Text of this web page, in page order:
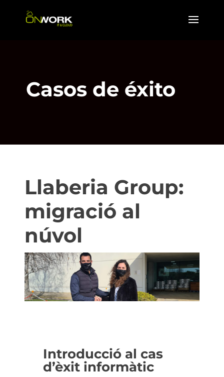
Casos de éxito
Llaberia Group:
migració al
núvol
Introducció al cas
d’èxit informàtic